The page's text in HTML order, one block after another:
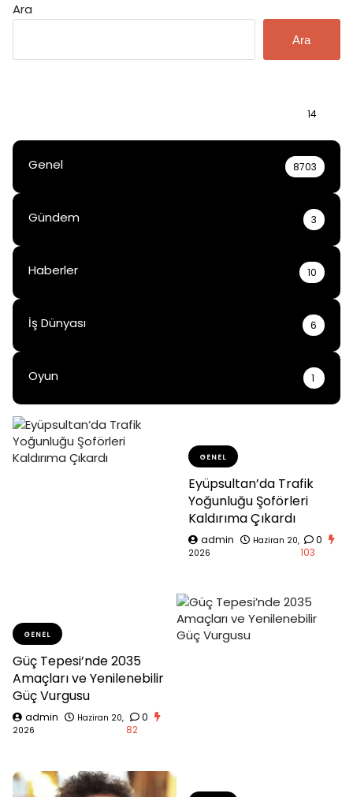
Ara
Ara
14
Genel 8703
Gündem 3
Haberler 10
İş Dünyası 6
Oyun 1
GENEL
Eyüpsultan’da Trafik
Yoğunluğu Şoförleri
Kaldırıma Çıkardı
admin
Haziran 20,
2026
0
103
GENEL
Güç Tepesi’nde 2035
Amaçları ve Yenilenebilir
Güç Vurgusu
admin
Haziran 20,
2026
0
82